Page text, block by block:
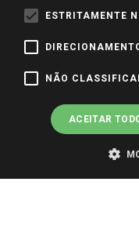
Identidade Visual
Pagamento e
ESTRITAMENTE
NÃO
ACEITAR